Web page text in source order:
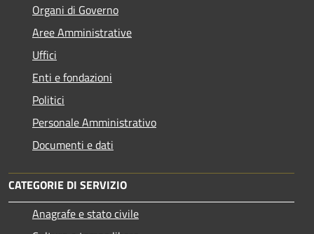
Organi di Governo
Aree Amministrative
Uffici
Enti e fondazioni
Politici
Personale Amministrativo
Documenti e dati
CATEGORIE DI SERVIZIO
Anagrafe e stato civile